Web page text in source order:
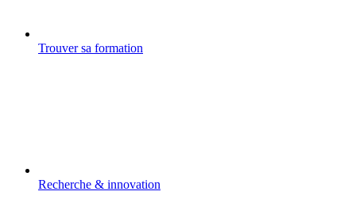
Trouver sa formation
Recherche & innovation